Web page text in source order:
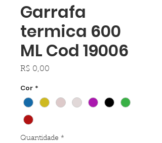
Garrafa
termica 600
ML Cod 19006
R$ 0,00
Cor *
Quantidade *